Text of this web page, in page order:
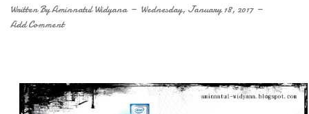
Written ByAminnatul Widyana
Wednesday, January 18, 2017
Add Comment